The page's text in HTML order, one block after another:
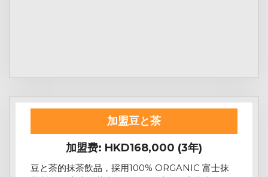
加盟豆と茶
加盟费: HKD168,000 (3年)
豆と茶的抹茶飲品，採用100% ORGANIC 富士抹